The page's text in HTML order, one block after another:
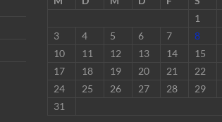
1
3
4 5 6 7 8
10
11 12 13 14 15
17
18 19 20 21 22
24
25 26 27 28 29
31